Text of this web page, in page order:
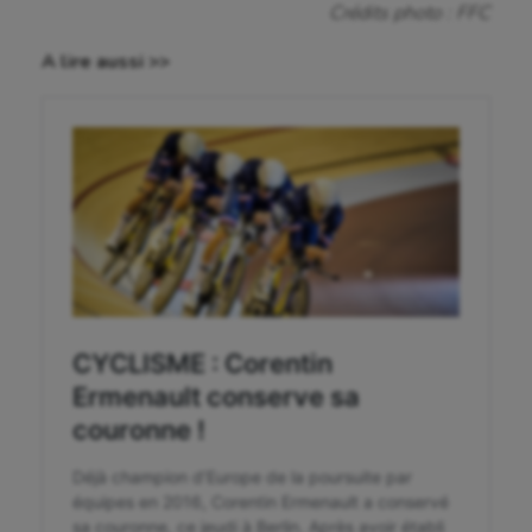
Cyclisme
Equitation
Escalade
Escrime
Fitness
Flag football
Football américain
Futsal
Golf
Crédits photo : FFC
A lire aussi >>